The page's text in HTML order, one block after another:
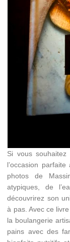
Si vous souhaitez
l’occasion
photos de
atypiques, de
découvrirez son
à pas. Avec ce
la boulangerie
pains avec des